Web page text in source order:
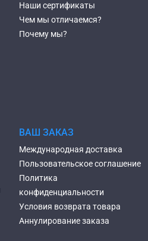
Наши сертификаты
Чем мы отличаемся?
Почему мы?
ВАШ ЗАКАЗ
Международная доставка
Пользовательское соглашение
Политика
конфиденциальности
Условия возврата товара
Аннулирование заказа